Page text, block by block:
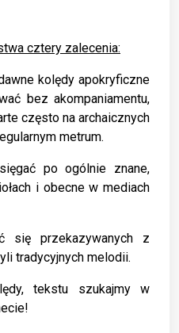
cztery zalecenia:
kolędy apokryficzne
bez akompaniamentu,
często na archaicznych
metrum.
po ogólnie znane,
i obecne w mediach
się przekazywanych z
tradycyjnych melodii.
tekstu szukajmy w